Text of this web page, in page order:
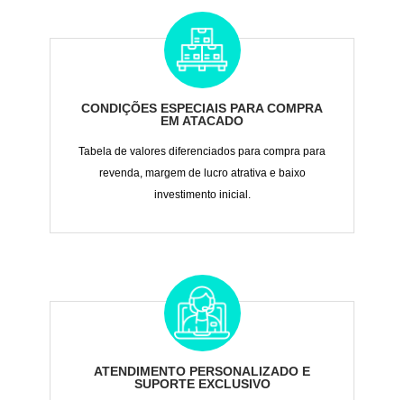
CONDIÇÕES ESPECIAIS PARA COMPRA
EM ATACADO
Tabela de valores diferenciados para compra para
revenda, margem de lucro atrativa e baixo
investimento inicial.
ATENDIMENTO PERSONALIZADO E
SUPORTE EXCLUSIVO